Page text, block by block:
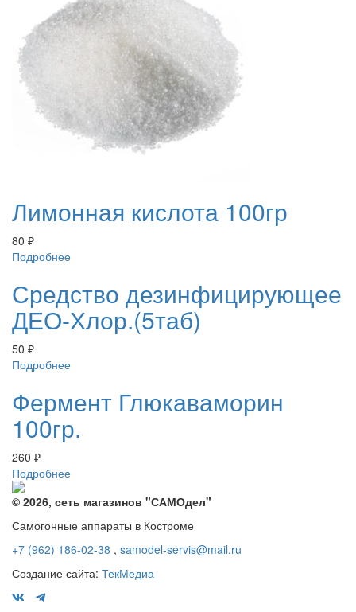
Лимонная кислота 100гр
80 ₽
Подробнее
Средство дезинфицирующее
ДЕО-Хлор.(5таб)
50 ₽
Подробнее
Фермент Глюкаваморин
100гр.
260 ₽
Подробнее
© 2026, сеть магазинов "САМОдел"
Самогонные аппараты в Костроме
+7 (962) 186-02-38 , samodel-servis@mail.ru
Создание сайта: ТекМедиа